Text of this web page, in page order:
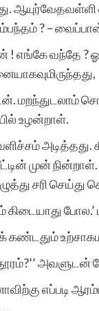
? –
! எங்கே வந்தே
மறந்துடலாம்
உழன்றாள்.
அடித்தது.
முன்
சரி
கிடையாது
கண்டதும்
அவளுடன்
எப்படி